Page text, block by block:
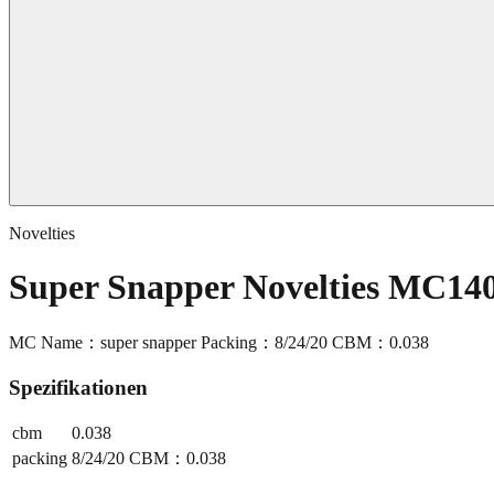
Novelties
Super Snapper Novelties
MC Name：super snapper Packing：8/24/20 CBM：0.038
Spezifikationen
cbm
0.038
packing 8/24/20 CBM：0.038